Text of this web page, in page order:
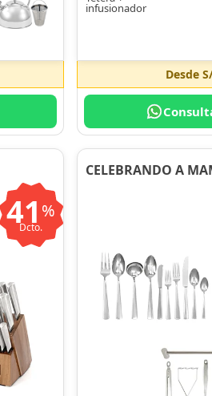
infusionador
Desde
41 %
Dcto.
CELEBRANDO A